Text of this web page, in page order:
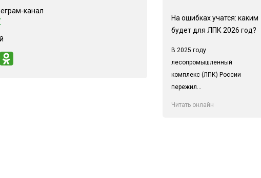
канал
На ошибках учатся: каким
будет для ЛПК 2026 год?
В 2025 году
лесопромышленный
комплекс (ЛПК) России
пережил...
Читать онлайн